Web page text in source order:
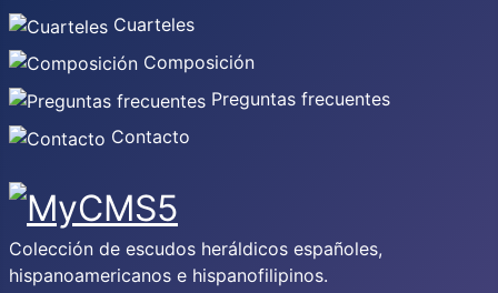
Cuarteles
Composición
Preguntas frecuentes
Contacto
Colección de escudos heráldicos españoles,
hispanoamericanos e hispanofilipinos.